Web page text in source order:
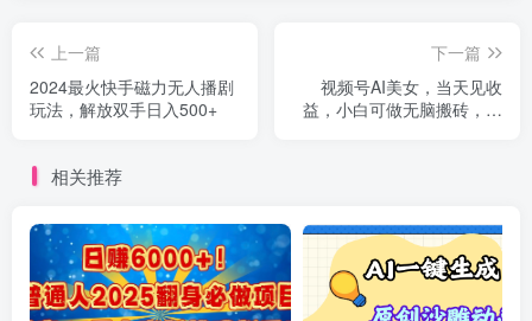
上一篇
2024最火快手磁力无人播剧
玩法，解放双手日入500+
下一篇
视频号AI美女，当天见收
益，小白可做无脑搬砖，日
相关推荐